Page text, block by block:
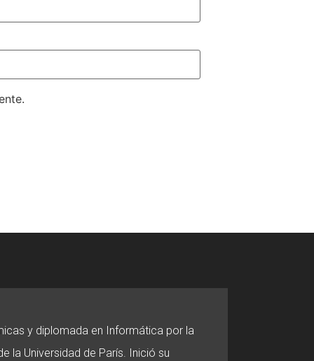
y diplomada en Informática por la
la Universidad de París. Inició su